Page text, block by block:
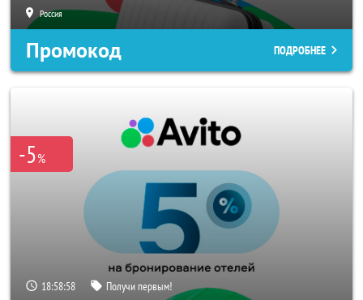
Россия
Промокод ПОДРОБНЕЕ
-5%
18:58:58 Получи первым!